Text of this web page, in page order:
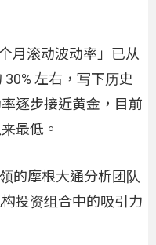
月滚动波动率」已从
左右，写下历史
逐步接近黄金，目前
最低。
的摩根大通分析团队
投资组合中的吸引力